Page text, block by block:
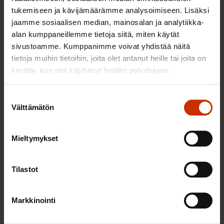
tukemiseen ja kävijämäärämme analysoimiseen. Lisäksi
jaamme sosiaalisen median, mainosalan ja analytiikka-
alan kumppaneillemme tietoja siitä, miten käytät
sivustoamme. Kumppanimme voivat yhdistää näitä
tietoja muihin tietoihin, joita olet antanut heille tai joita on
kerätty, kun olet käyttänyt heidän palvelujaan.
valinta
Välttämätön
Mieltymykset
Tilastot
Markkinointi
2.6.2026 11:00
Työmarkkinakeskusjärjestöt: Tuottava ja
hyvinvoiva työelämä on yhteinen asia